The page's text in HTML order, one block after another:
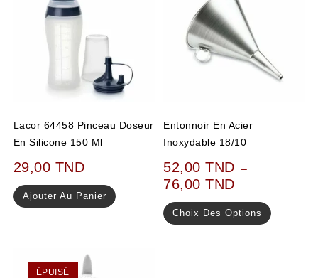
Lacor 64458 Pinceau Doseur
En Silicone 150 Ml
29,00 TND
Ajouter Au Panier
Entonnoir En Acier
Inoxydable 18/10
52,00TND –
76,00TND
Choix Des Options
ÉPUISÉ